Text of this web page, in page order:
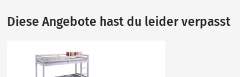
Diese Angebote hast du leider verpasst